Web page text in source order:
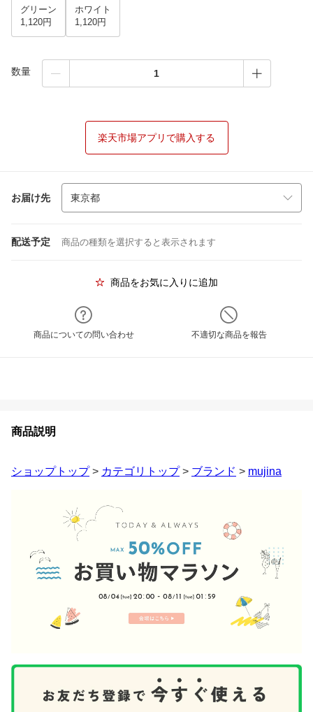
グリーン
1,120円
ホワイト
1,120円
数量
楽天市場アプリで購入する
お届け先
配送予定 商品の種類を選択すると表示されます
商品をお気に入りに追加
商品についての問い合わせ 不適切な商品を報告
商品説明
ショップトップ> カテゴリトップ> ブランド > mujina